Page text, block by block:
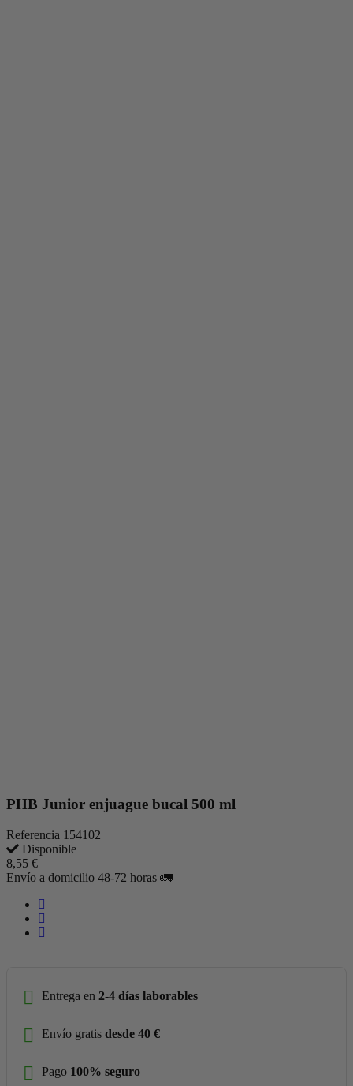
PHB Junior enjuague bucal 500 ml
Referencia 154102
Disponible
8,55 €
Envío a domicilio 48-72 horas 🚛
Entrega en 2-4 días laborables
Envío gratis desde 40 €
Pago 100% seguro